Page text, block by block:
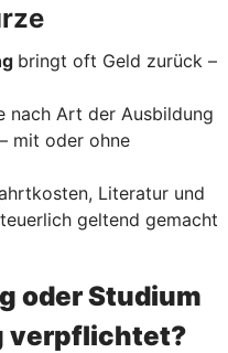
bringt oft Geld zurück –
nach Art der Ausbildung
mit oder ohne
Literatur und
geltend gemacht
oder Studium
verpflichtet?